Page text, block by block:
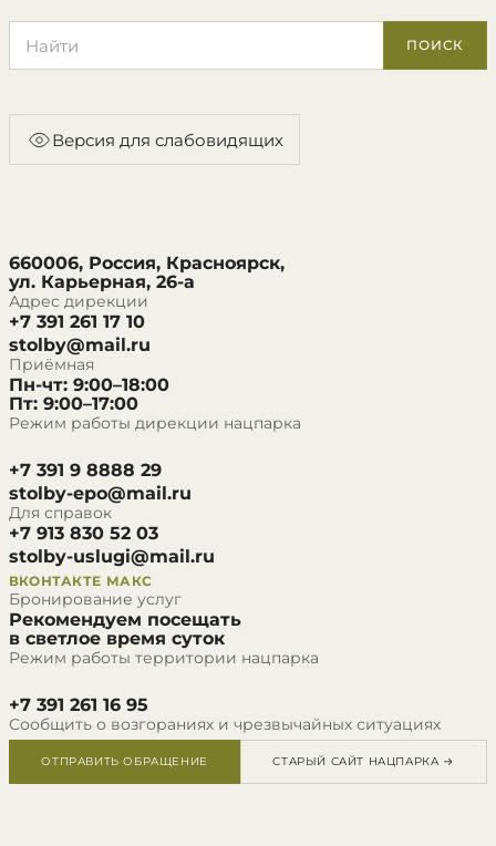
ПОИСК
Версия для слабовидящих
660006, Россия, Красноярск,
ул. Карьерная, 26-а
Адрес дирекции
+7 391 261 17 10
stolby@mail.ru
Приёмная
Пн-чт: 9:00–18:00
Пт: 9:00–17:00
Режим работы дирекции нацпарка
+7 391 9 8888 29
stolby-epo@mail.ru
Для справок
+7 913 830 52 03
stolby-uslugi@mail.ru
ВКОНТАКТЕ МАКС
Бронирование услуг
Рекомендуем посещать
в светлое время суток
Режим работы территории нацпарка
+7 391 261 16 95
Сообщить о возгораниях и чрезвычайных ситуациях
ОТПРАВИТЬ ОБРАЩЕНИЕ СТАРЫЙ САЙТ НАЦПАРКА →